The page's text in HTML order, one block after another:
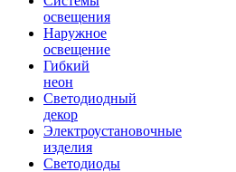
освещения
Наружное
освещение
Гибкий
неон
Светодиодный
декор
Электроустановочные
изделия
Светодиоды